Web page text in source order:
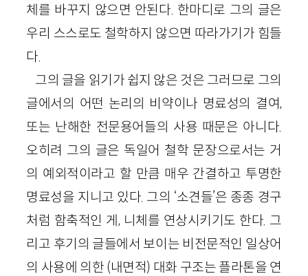
체를 바꾸지 않으면 안된다. 한마디로 그의 글은
우리 스스로도 철학하지 않으면 따라가기가 힘들
다.
그의 글을 읽기가 쉽지 않은 것은 그러므로 그의
글에서의 어떤 논리의 비약이나 명료성의 결여,
또는 난해한 전문용어들의 사용 때문은 아니다.
오히려 그의 글은 독일어 철학 문장으로서는 거
의 예외적이라고 할 만큼 매우 간결하고 투명한
명료성을 지니고 있다. 그의 ‘소견들’은 종종 경구
처럼 함축적인 게, 니체를 연상시키기도 한다. 그
리고 후기의 글들에서 보이는 비전문적인 일상어
의 사용에 의한 (내면적) 대화 구조는 플라톤을 연